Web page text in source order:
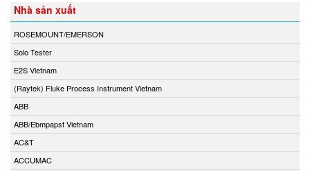
Nhà sản xuất
ROSEMOUNT/EMERSON
Solo Tester
E2S Vietnam
(Raytek) Fluke Process Instrument Vietnam
ABB
ABB/Ebmpapst Vietnam
AC&T
ACCUMAC